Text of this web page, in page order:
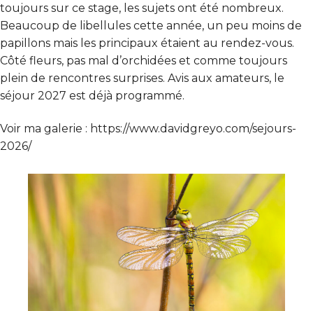
toujours sur ce stage, les sujets ont été nombreux.
Beaucoup de libellules cette année, un peu moins de
papillons mais les principaux étaient au rendez-vous.
Côté fleurs, pas mal d’orchidées et comme toujours
plein de rencontres surprises. Avis aux amateurs, le
séjour 2027 est déjà programmé.
Voir ma galerie : https://www.davidgreyo.com/sejours-
2026/